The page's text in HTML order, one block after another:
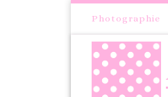
Passer au contenuPhotographie